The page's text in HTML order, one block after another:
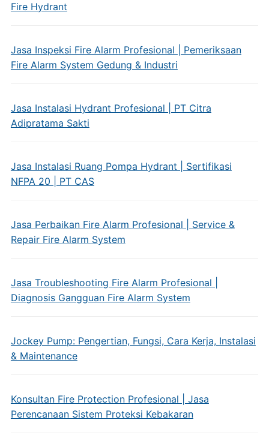
Fire Hydrant
Jasa Inspeksi Fire Alarm Profesional | Pemeriksaan
Fire Alarm System Gedung & Industri
Jasa Instalasi Hydrant Profesional | PT Citra
Adipratama Sakti
Jasa Instalasi Ruang Pompa Hydrant | Sertifikasi
NFPA 20 | PT CAS
Jasa Perbaikan Fire Alarm Profesional | Service &
Repair Fire Alarm System
Jasa Troubleshooting Fire Alarm Profesional |
Diagnosis Gangguan Fire Alarm System
Jockey Pump: Pengertian, Fungsi, Cara Kerja, Instalasi
& Maintenance
Konsultan Fire Protection Profesional | Jasa
Perencanaan Sistem Proteksi Kebakaran